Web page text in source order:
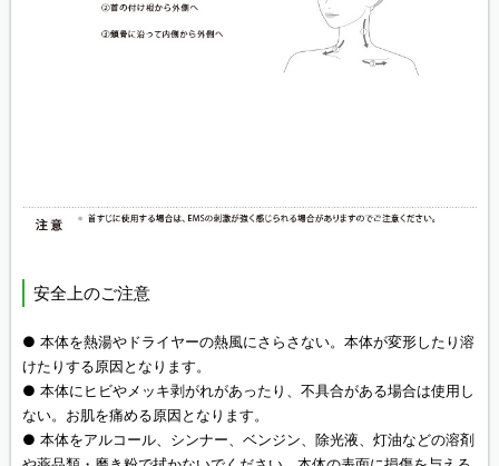
安全上のご注意
● 本体を熱湯やドライヤーの熱風にさらさない。本体が変形したり溶
けたりする原因となります。
● 本体にヒビやメッキ剥がれがあったり、不具合がある場合は使用し
ない。お肌を痛める原因となります。
● 本体をアルコール、シンナー、ベンジン、除光液、灯油などの溶剤